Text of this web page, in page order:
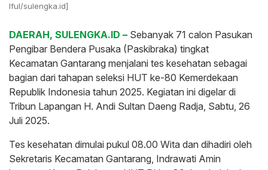
Iful/sulengka.id]
DAERAH, SULENGKA.ID – Sebanyak 71 calon Pasukan
Pengibar Bendera Pusaka (Paskibraka) tingkat
Kecamatan Gantarang menjalani tes kesehatan sebagai
bagian dari tahapan seleksi HUT ke-80 Kemerdekaan
Republik Indonesia tahun 2025. Kegiatan ini digelar di
Tribun Lapangan H. Andi Sultan Daeng Radja, Sabtu, 26
Juli 2025.
Tes kesehatan dimulai pukul 08.00 Wita dan dihadiri oleh
Sekretaris Kecamatan Gantarang, Indrawati Amin